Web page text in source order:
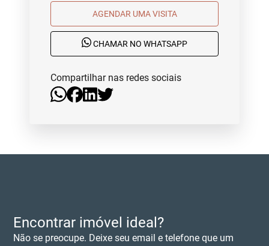
AGENDAR UMA VISITA
CHAMAR NO WHATSAPP
Compartilhar nas redes sociais
Encontrar imóvel ideal?
Não se preocupe. Deixe seu email e telefone que um